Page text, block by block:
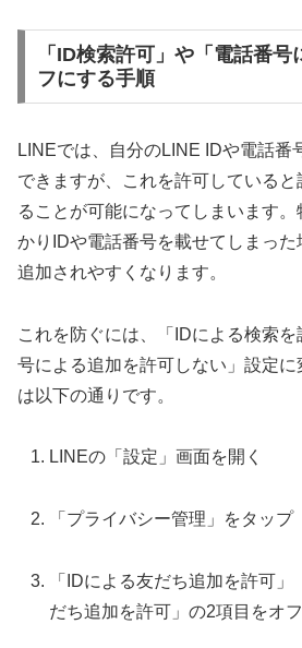
「ID検索許可」や「電話番
フにする手順
LINEでは、自分のLINE IDや電話番
できますが、これを許可している
ることが可能になってしまいます
かりIDや電話番号を載せてしまっ
追加されやすくなります。
これを防ぐには、「IDによる検索
号による追加を許可しない」設定
は以下の通りです。
LINEの「設定」画面を開く
「プライバシー管理」をタップ
「IDによる友だち追加を許可
だち追加を許可」の2項目をオ